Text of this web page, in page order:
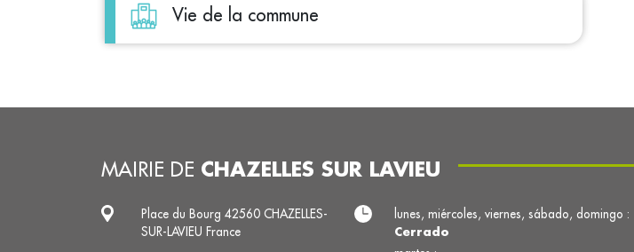
Vie de la commune
MAIRIE DE CHAZELLES SUR LAVIEU
Place du Bourg 42560 CHAZELLES-
SUR-LAVIEU France
lunes, miércoles, viernes, sábado, domingo :
Cerrado